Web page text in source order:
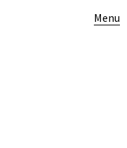
Menu